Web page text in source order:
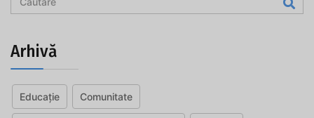
Arhivă
Educație Comunitate